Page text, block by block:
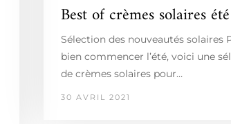
Best of crèmes solaires
Sélection des nouveautés solaires
bien commencer l’été, voici une
de crèmes solaires pour…
30 AVRIL 2021